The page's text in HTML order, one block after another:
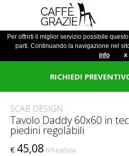
Per offrirti il miglior servizio possibile
parti. Continuando la navigazione nel
info
x
RICHIEDI
SCAB DESIGN
Tavolo Daddy 60x60 in
piedini regolabili
€ 45,08 IVA esclusa